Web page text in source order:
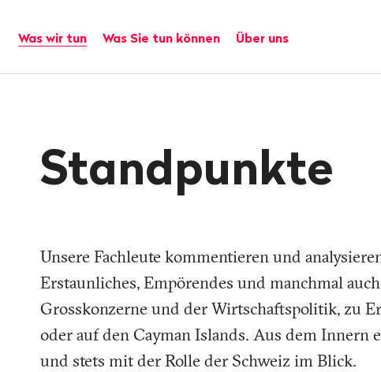
Hauptnavigation
Was wir tun Was Sie tun können Über uns
Standpunkte
Unsere Fachleute kommentieren und
Erstaunliches, Empörendes und manchmal
Grosskonzerne und der Wirtschaftspolitik, zu
oder auf den Cayman Islands. Aus dem Innern
und stets mit der Rolle der Schweiz im Blick.